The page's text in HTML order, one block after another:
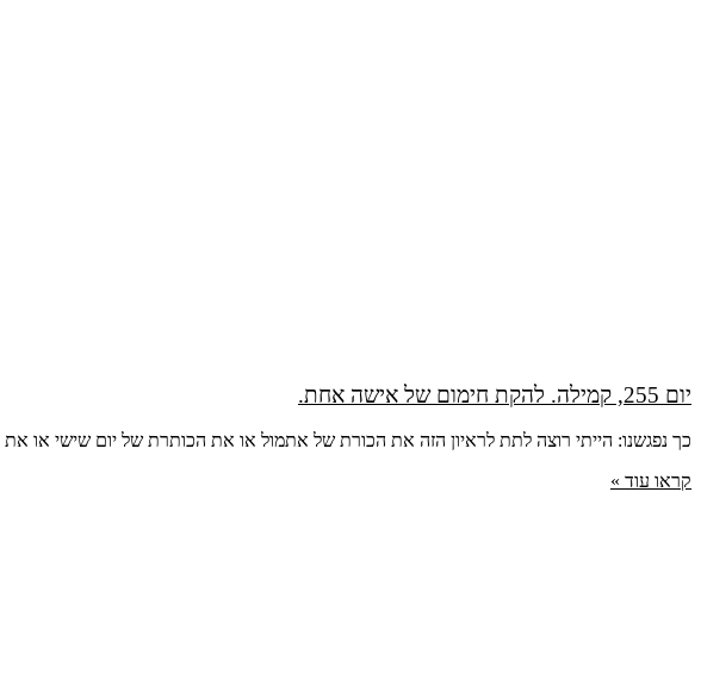
יום 255, קמילה. להקת חימום של אישה אחת.
כך נפגשנו: הייתי רוצה לתת לראיון הזה את הכורת של אתמול או את הכותרת של יום שישי או
קראו עוד »